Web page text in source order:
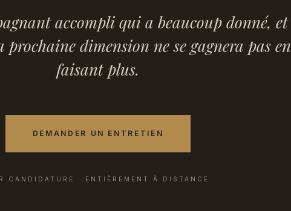
accompli qui a beaucoup donné, et
prochaine dimension ne se gagnera pas en
faisant plus.
DEMANDER UN ENTRETIEN
CANDIDATURE · ENTIÈREMENT À DISTANCE